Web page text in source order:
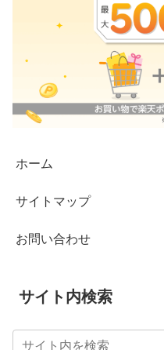
ホーム
サイトマップ
お問い合わせ
サイト内検索